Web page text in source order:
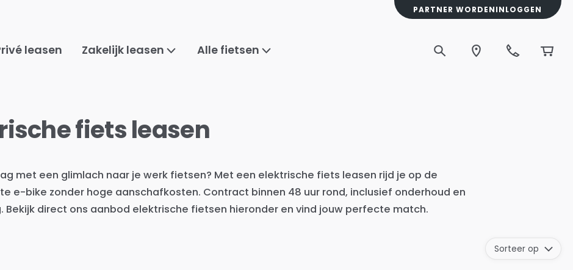
PARTNER WORDENINLOGGEN
leasen Zakelijk leasen Alle fietsen
fiets leasen
met een glimlach naar je werk fietsen? Met een elektrische fiets leasen rijd je op de
e-bike zonder hoge aanschafkosten. Contract binnen 48 uur rond, inclusief onderhoud en
Bekijk direct ons aanbod elektrische fietsen hieronder en vind jouw perfecte match.
Sorteer op